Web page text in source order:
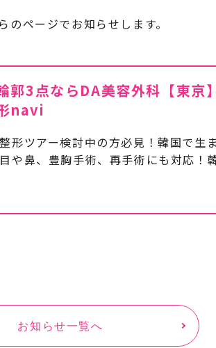
ページでお知らせします。
郭3点ならDA美容外科【東京
navi
形ツアー検討中の方必見！韓国で生
や鼻、豊胸手術、再手術にも対応！
お知らせ一覧へ